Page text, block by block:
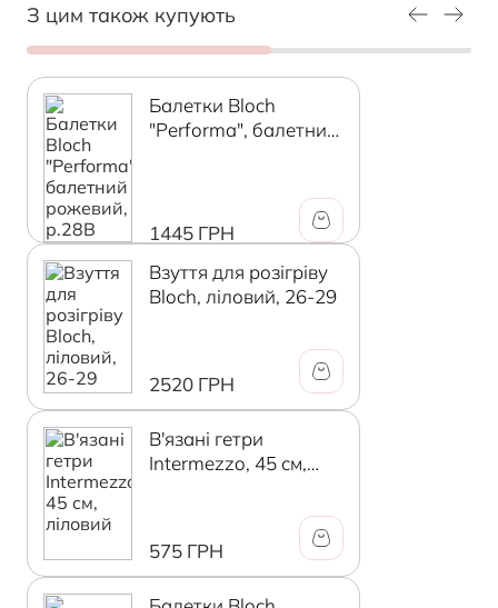
З цим також купують
Балетки Bloch
"Performa", балетний
1445 ГРН
Взуття для розігріву
Bloch, ліловий, 26-29
2520 ГРН
В'язані гетри
Intermezzo, 45 см,
575 ГРН